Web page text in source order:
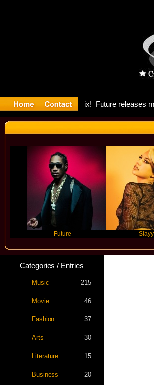
Categories / Entries
Music 215
Movie 46
Fashion 37
Arts 30
Literature 15
Business 20